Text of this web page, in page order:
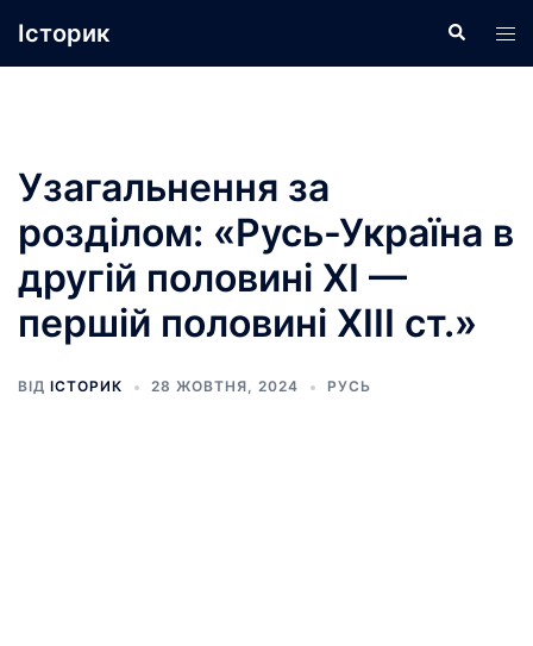
доІсторик Пошук
Узагальнення за
розділом: «Русь-Україна в
другій половині ХІ —
першій половині ХІІІ ст.»
ВІД ІСТОРИК 28 ЖОВТНЯ, 2024 РУСЬ